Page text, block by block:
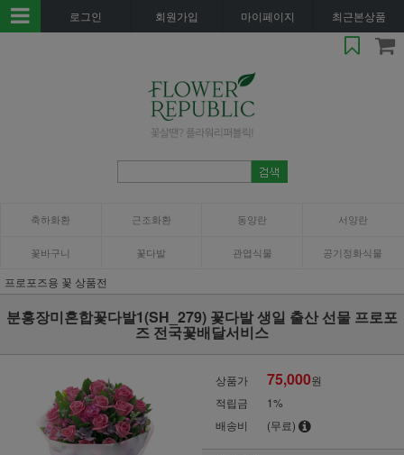
로그인 회원가입 마이페이지 최근본상품
축하화환 근조화환 동양란 서양란
꽃바구니 꽃다발 관엽식물 공기정화식물
프로포즈용 꽃 상품전
분홍장미혼합꽃다발1(SH_279) 꽃다발 생일 출산 선물 프로포
즈 전국꽃배달서비스
상품가 75,000원
적립금
1%
배송비
(무료)